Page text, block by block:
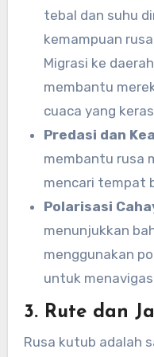
tebal dan suhu
kemampuan
Migrasi ke
membantu
cuaca yang
Predasi dan
membantu rusa
mencari tempat
Polarisasi
menunjukkan
menggunakan
untuk
3. Rute dan
Rusa kutub adalah